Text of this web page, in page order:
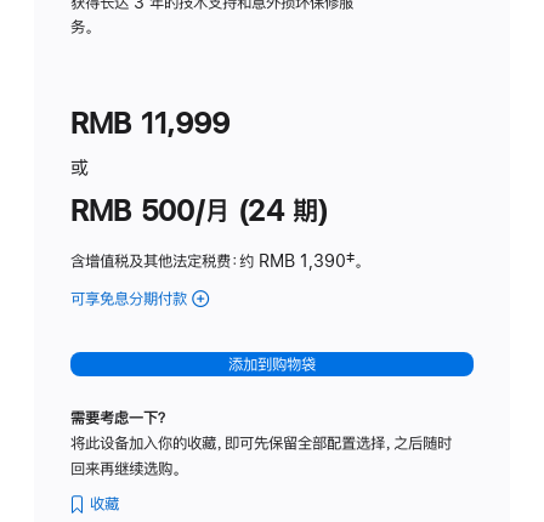
务。
RMB 11,999
或
RMB 500/月 (24 期)
含增值税及其他法定税费：约 RMB 1,390脚
‡。
可享免息分期付款 (Studio
-
标
璃
添加到购物袋
需要考虑一下？
将此设备加入你的收藏，即可先保留全部配置选择，之后随时
回来再继续选购。
收藏